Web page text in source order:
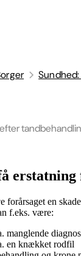
2026
erstatning
forårsaget en
f.eks. være:
manglende
en knækket rodfil